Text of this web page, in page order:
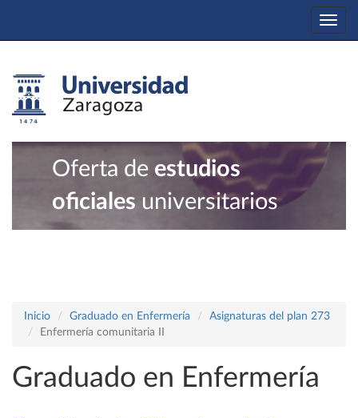
Oferta de estudios
oficiales universitarios
Inicio Graduado en Enfermería
Asignaturas del plan 273
Enfermería comunitaria II
Graduado en Enfermería